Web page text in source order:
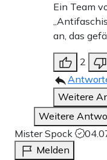
Ein Team
an, das
2
Weitere
Weitere
Mister Spock
Melden